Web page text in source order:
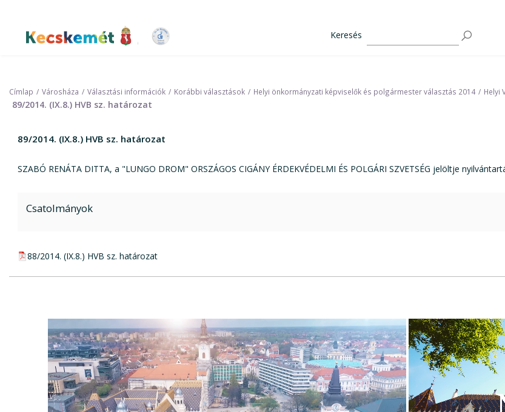
tartalomra
Kecskemét Város Honlapja
Keresés
Címlap Városháza Választási információk Korábbi választások Helyi önkormányzati képviselők és polgármester választás 2014 Helyi
89/2014. (IX.8.) HVB sz. határozat
89/2014. (IX.8.) HVB sz. határozat
SZABÓ RENÁTA DITTA, a "LUNGO DROM" ORSZÁGOS CIGÁNY ÉRDEKVÉDELMI ÉS POLGÁRI SZVETSÉG jelöltje
Csatolmányok
pdf csatolmány:
88/2014. (IX.8.) HVB sz. határozat